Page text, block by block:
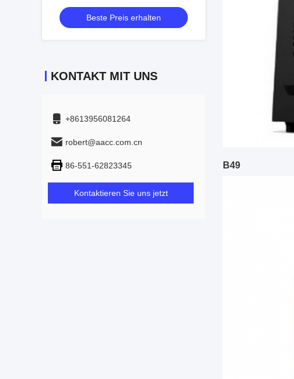
und 5-Slot VGA-Unterstützung
Beste Preis erhalten
KONTAKT MIT UNS
+8613956081264
robert@aacc.com.cn
86-551-62823345
Kontaktieren Sie uns jetzt
B49